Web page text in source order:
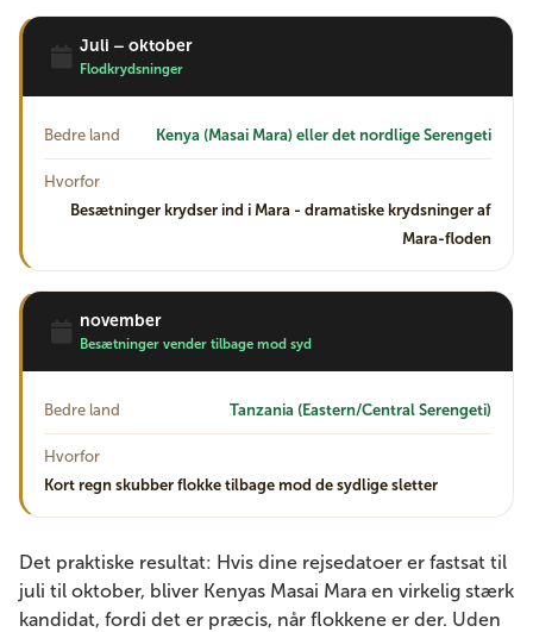
Juli – oktober
Flodkrydsninger
Bedre land Kenya (Masai Mara) eller det nordlige Serengeti
Hvorfor
Besætninger krydser ind i Mara - dramatiske krydsninger af
Mara-floden
november
Besætninger vender tilbage mod syd
Bedre land Tanzania (Eastern/Central Serengeti)
Hvorfor
Kort regn skubber flokke tilbage mod de sydlige sletter
Det praktiske resultat: Hvis dine rejsedatoer er fastsat til
juli til oktober, bliver Kenyas Masai Mara en virkelig stærk
kandidat, fordi det er præcis, når flokkene er der. Uden